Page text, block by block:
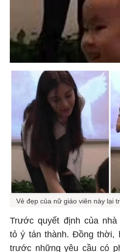
Vẻ đẹp của nữ giáo viên này lại
Trước quyết định của
tỏ ý tán thành. Đồng thời,
trước những yêu cầu có